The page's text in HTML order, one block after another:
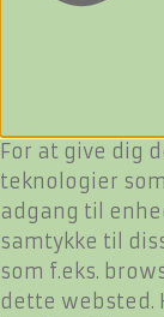
For at give dig
teknologier
adgang til
samtykke til
som f.eks.
dette websted.